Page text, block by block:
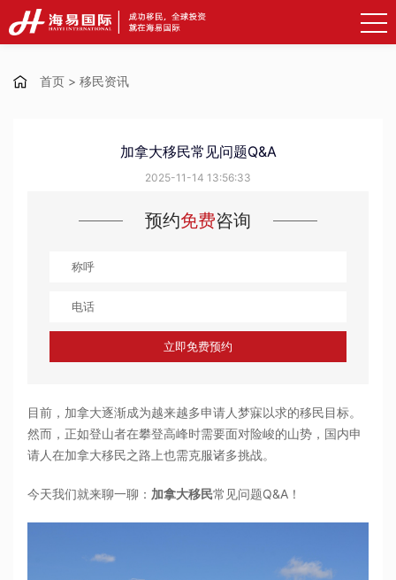
首页 > 移民资讯
加拿大移民常见问题Q&A
2025-11-14 13:56:33
预约免费咨询
立即免费预约
目前，加拿大逐渐成为越来越多申请人梦寐以求的移民目标。
然而，正如登山者在攀登高峰时需要面对险峻的山势，国内申
请人在加拿大移民之路上也需克服诸多挑战。
今天我们就来聊一聊： 加拿大移民常见问题Q&A！